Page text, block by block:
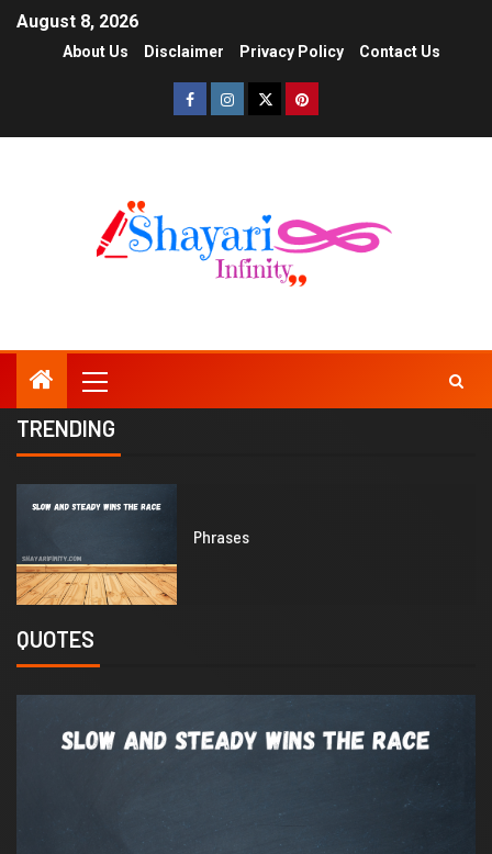
August 8, 2026
About Us Disclaimer Privacy Policy Contact Us
TRENDING
1
Phrases
QUOTES